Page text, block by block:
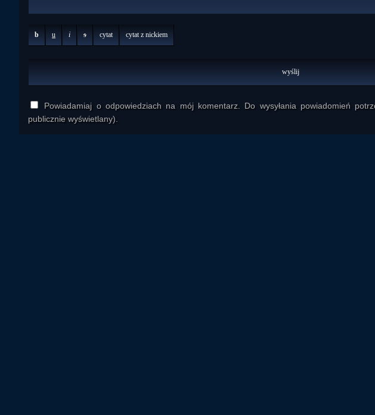
b u i s cytat cytat z nickiem
Powiadamiaj o odpowiedziach na mój komentarz. Do wysyłania powiadomień
publicznie wyświetlany).